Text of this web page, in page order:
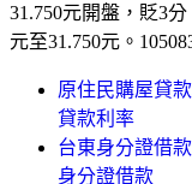
31.750元開盤，貶3
元至31.750元。
原住民購屋貸
貸款利率
台東身分證借
身分證借款